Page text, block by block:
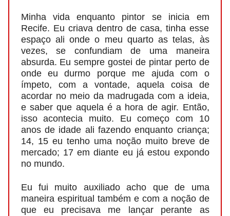
Minha vida enquanto pintor se inicia em
Recife. Eu criava dentro de casa, tinha esse
espaço ali onde o meu quarto as telas, às
vezes, se confundiam de uma maneira
absurda. Eu sempre gostei de pintar perto de
onde eu durmo porque me ajuda com o
ímpeto, com a vontade, aquela coisa de
acordar no meio da madrugada com a ideia,
e saber que aquela é a hora de agir. Então,
isso acontecia muito. Eu começo com 10
anos de idade ali fazendo enquanto criança;
14, 15 eu tenho uma noção muito breve de
mercado; 17 em diante eu já estou expondo
no mundo.
Eu fui muito auxiliado acho que de uma
maneira espiritual também e com a noção de
que eu precisava me lançar perante as